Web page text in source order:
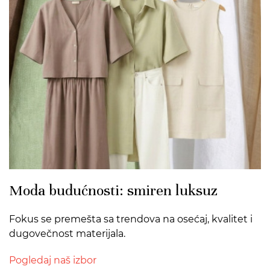
Moda budućnosti: smiren luksuz
Fokus se premešta sa trendova na osećaj, kvalitet i
dugovečnost materijala.
Pogledaj naš izbor